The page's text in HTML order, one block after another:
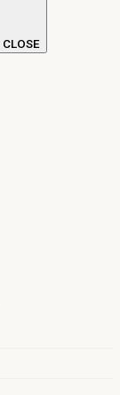
CLOSE